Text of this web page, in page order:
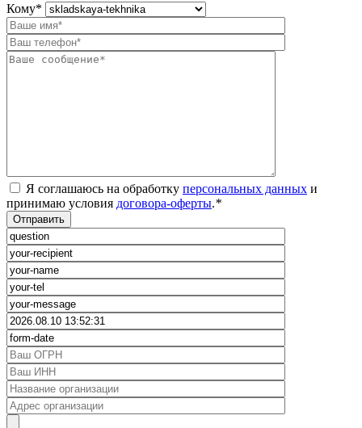
Кому*
Я соглашаюсь на обработку персональных данных и
принимаю условия договора-оферты.*